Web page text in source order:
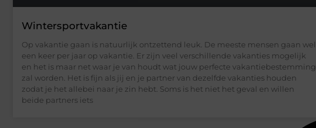
Wintersportvakantie
Op vakantie gaan is natuurlijk ontzettend leuk. De meeste mensen gaan wel
een keer per jaar op vakantie. Er zijn veel verschillende vakanties mogelijk
en het is maar net waar je van houdt wat jouw perfecte vakantiebestemming
zal worden. Het is fijn als jij en je partner van dezelfde vakanties houden
zodat je het allebei naar je zin hebt. Soms is het niet het geval en willen
beide partners iets